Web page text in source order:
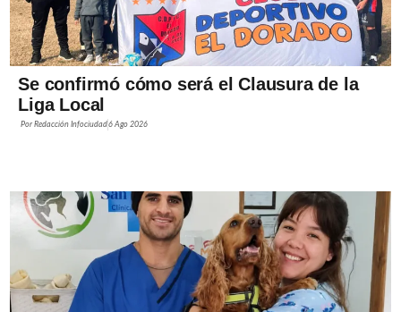
Se confirmó cómo será el Clausura de la
Liga Local
PorRedacción Infociudad6 Ago 2026